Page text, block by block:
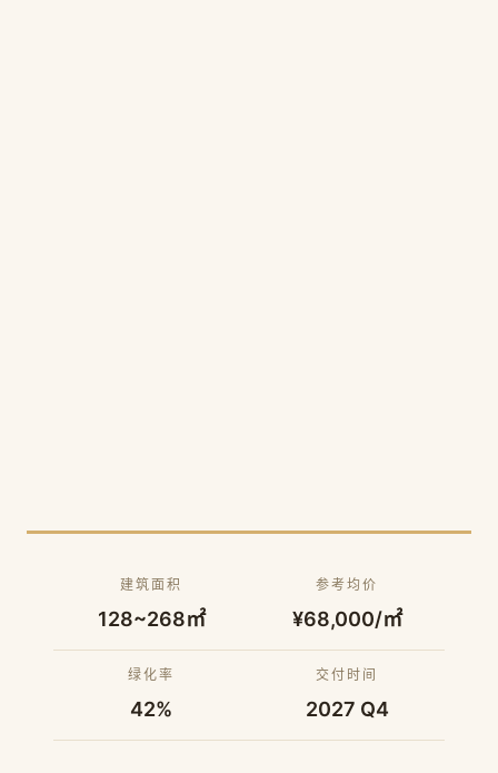
建筑面积
128~268㎡
参考均价
¥68,000/㎡
绿化率
42%
交付时间
2027 Q4